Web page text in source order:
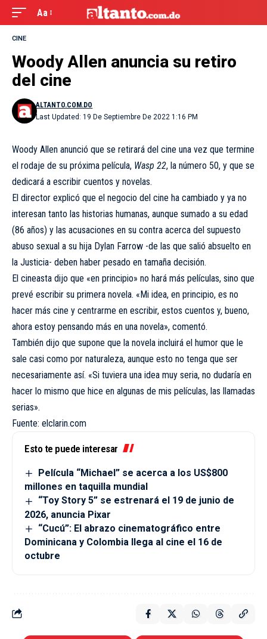
Aa
CINE
Woody Allen anuncia su retiro
del cine
Last Updated: 19 De Septiembre De 2022 1:16 PM
ALTANTO.COM.DO
Woody Allen anunció que se retirará del cine una vez que termine
el rodaje de su próxima película, Wasp 22, la número 50, y que se
dedicará a escribir cuentos y novelas.
El director explicó que el negocio del cine ha cambiado y ya no
interesan tanto las historias humanas, aunque sumado a su edad
(86 años) y las acusaciones en su contra acerca del supuesto
abuso sexual a su hija Dylan Farrow -de las que salió absuelto en
la Justicia- deben haber pesado en tamaña decisión.
El cineasta dijo que «en principio» no hará más películas, sino que
prevé escribir su primera novela. «Mi idea, en principio, es no
hacer más cine y centrarme en escribir, estos cuentos y, bueno,
ahora estoy pensando más en una novela», comentó.
También dijo que supone que la novela incluirá el humor que le
sale casi como por naturaleza, aunque esto no tenga que ser
necesariamente así. «Si tuviera una idea muy seria, no dudaría en
hacer lo mismo que hice en algunas de mis películas, las llamadas
serias».
Fuente: elclarin.com
Esto te puede interesar
Película “Michael” se acerca a los US$800
millones en taquilla mundial
“Toy Story 5” se estrenará el 19 de junio de
2026, anuncia Pixar
“Cucú”: El abrazo cinematográfico entre
Dominicana y Colombia llega al cine el 16 de
octubre